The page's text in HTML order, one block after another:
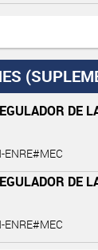
DE
ENRE#MEC
DE
ENRE#MEC